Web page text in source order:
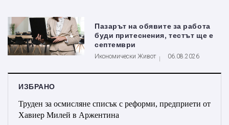
Пазарът на обявите за работа
буди притеснения, тестът ще е
септември
Икономически Живот 06.08.2026
ИЗБРАНО
Труден за осмисляне списък с реформи, предприети от
Хавиер Милей в Аржентина